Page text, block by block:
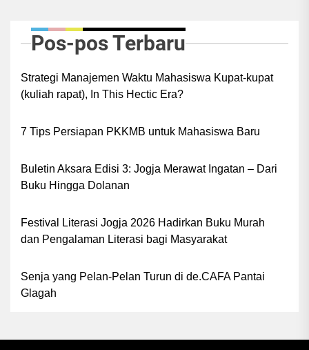
Pos-pos Terbaru
Strategi Manajemen Waktu Mahasiswa Kupat-kupat
(kuliah rapat), In This Hectic Era?
7 Tips Persiapan PKKMB untuk Mahasiswa Baru
Buletin Aksara Edisi 3: Jogja Merawat Ingatan – Dari
Buku Hingga Dolanan
Festival Literasi Jogja 2026 Hadirkan Buku Murah
dan Pengalaman Literasi bagi Masyarakat
Senja yang Pelan-Pelan Turun di de.CAFA Pantai
Glagah